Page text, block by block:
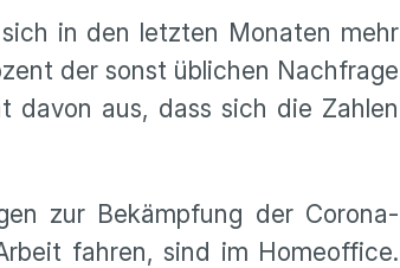
in den letzten Monaten mehr
der sonst üblichen Nachfrage
davon aus, dass sich die Zahlen
zur Bekämpfung der Corona-
fahren, sind im Homeoffice.